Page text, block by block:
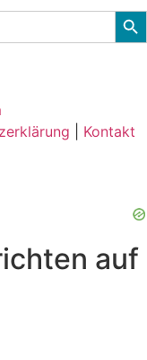
Kontakt
auf